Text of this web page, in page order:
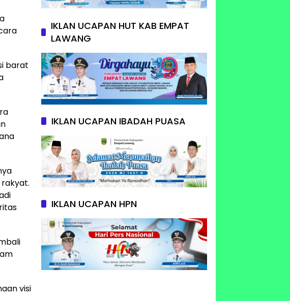
barat
visi
IKLAN UCAPAN HUT KAB EMPAT
LAWANG
IKLAN UCAPAN IBADAH PUASA
IKLAN UCAPAN HPN